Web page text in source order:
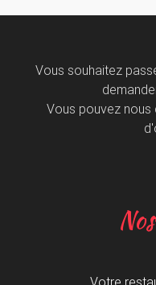
Vous souhaitez
Vous pouvez